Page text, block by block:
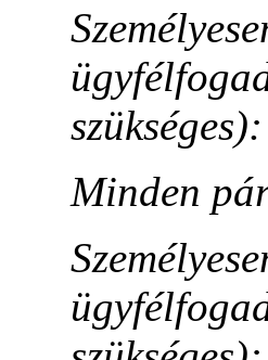
szükséges):
Minden